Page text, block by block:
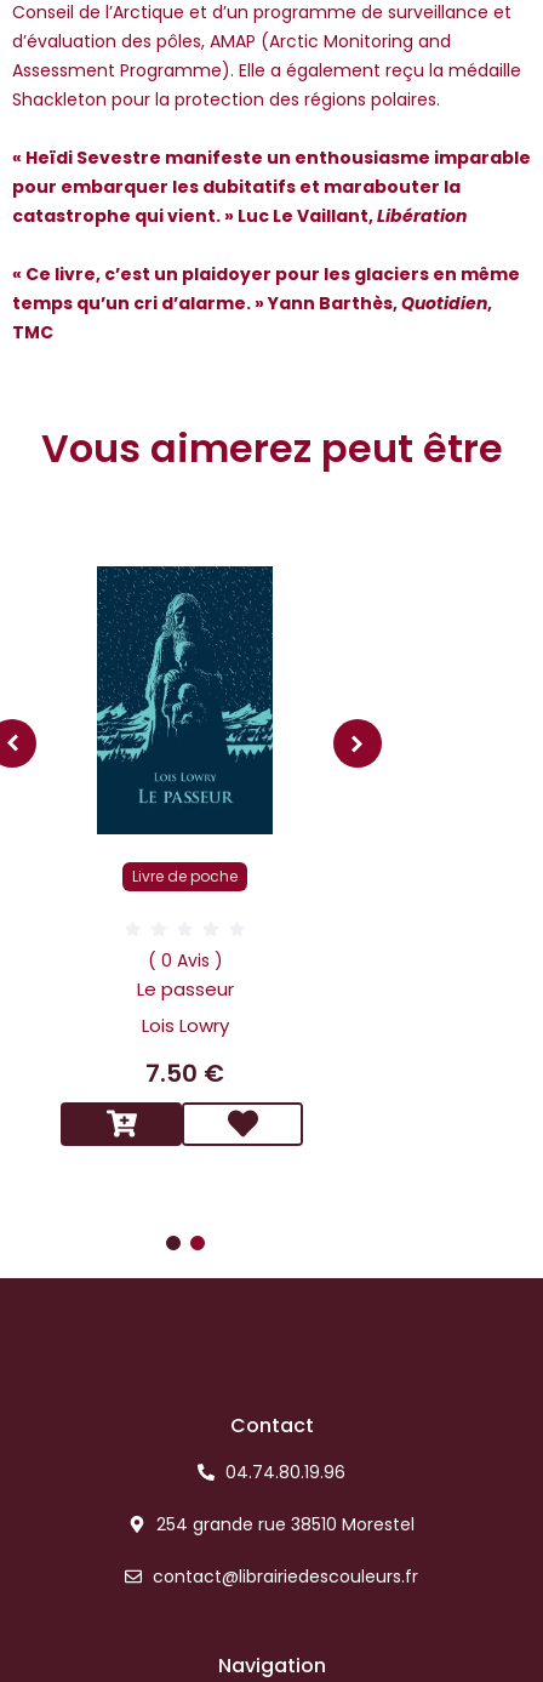
Conseil de l’Arctique et d’un programme de surveillance et
d’évaluation des pôles, AMAP (Arctic Monitoring and
Assessment Programme). Elle a également reçu la médaille
Shackleton pour la protection des régions polaires.
« Heïdi Sevestre manifeste un enthousiasme imparable
pour embarquer les dubitatifs et marabouter la
catastrophe qui vient. » Luc Le Vaillant,Libération
« Ce livre, c’est un plaidoyer pour les glaciers en même
temps qu’un cri d’alarme. » Yann Barthès,Quotidien,
TMC
Vous aimerez peut être
Livre de poche
( 0 Avis )
Le passeur
Lois Lowry
7.50 €
Contact
04.74.80.19.96
254 grande rue 38510 Morestel
contact@librairiedescouleurs.fr
Navigation